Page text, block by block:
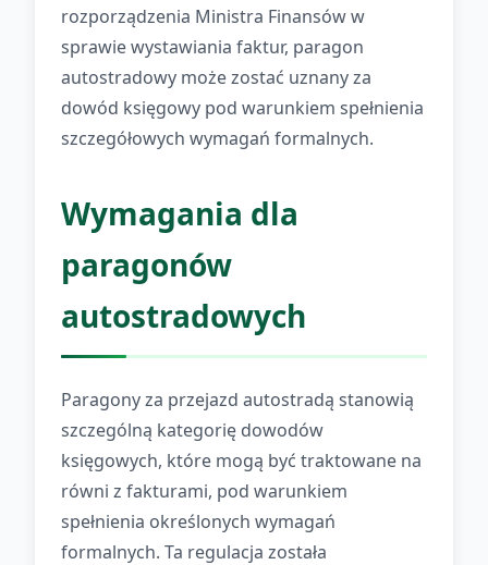
rozporządzenia Ministra Finansów w
sprawie wystawiania faktur, paragon
autostradowy może zostać uznany za
dowód księgowy pod warunkiem spełnienia
szczegółowych wymagań formalnych.
Wymagania dla
paragonów
autostradowych
Paragony za przejazd autostradą stanowią
szczególną kategorię dowodów
księgowych, które mogą być traktowane na
równi z fakturami, pod warunkiem
spełnienia określonych wymagań
formalnych. Ta regulacja została